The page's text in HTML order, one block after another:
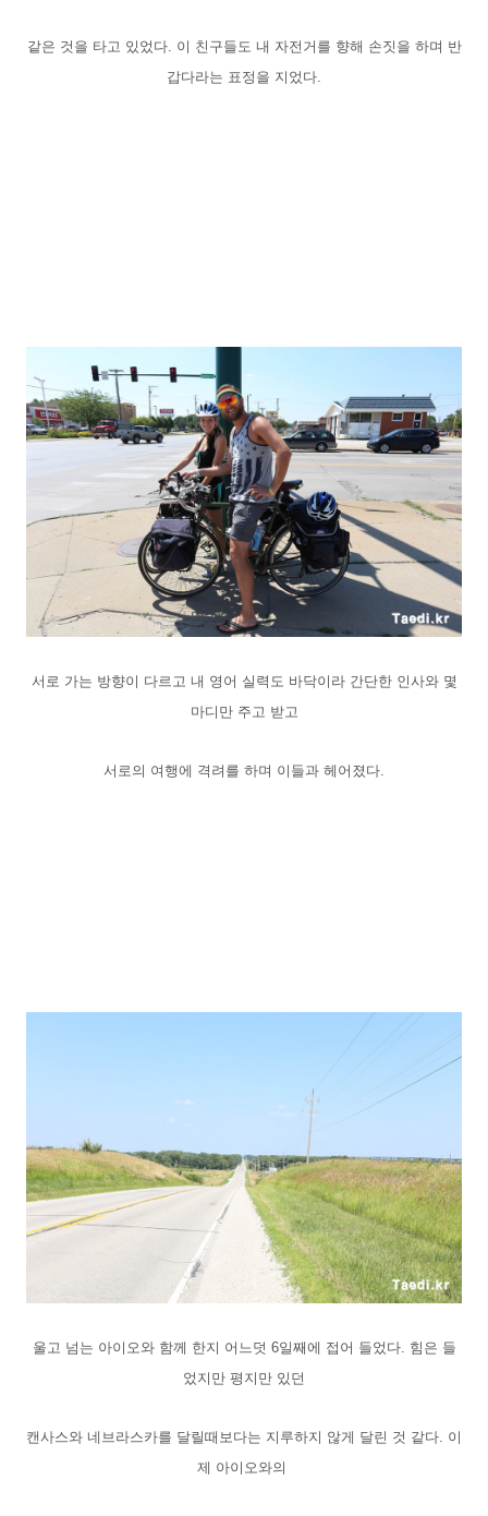
같은 것을 타고 있었다. 이 친구들도 내 자전거를 향해 손짓을 하며 반
갑다라는 표정을 지었다.
서로 가는 방향이 다르고 내 영어 실력도 바닥이라 간단한 인사와 몇
마디만 주고 받고
서로의 여행에 격려를 하며 이들과 헤어졌다.
울고 넘는 아이오와 함께 한지 어느덧 6일째에 접어 들었다. 힘은 들
었지만 평지만 있던
캔사스와 네브라스카를 달릴때보다는 지루하지 않게 달린 것 같다. 이
제 아이오와의